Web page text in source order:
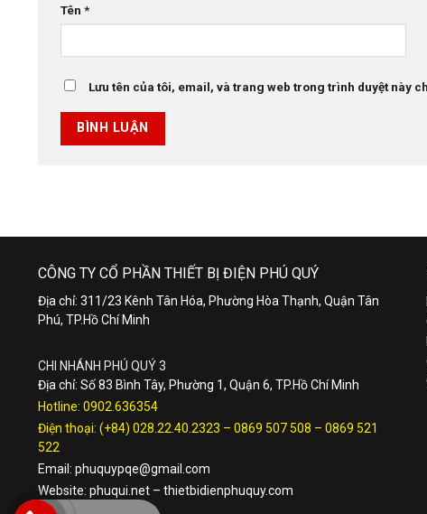
Tên *
Lưu tên của tôi, email, và trang web trong trình duyệt này
CÔNG TY CỔ PHẦN THIẾT BỊ ĐIỆN PHÚ QUÝ
Địa chỉ: 311/23 Kênh Tân Hóa, Phường Hòa Thạnh, Quận Tân
Phú, TP.Hồ Chí Minh
CHI NHÁNH PHÚ QUÝ 3
Địa chỉ: Số 83 Bình Tây, Phường 1, Quận 6, TP.Hồ Chí Minh
Hotline: 0902.636354
Điện thoại: (+84) 028.22.40.2323 – 0869 507 508 – 0869 521
522
Email: phuquypqe@gmail.com
Website: phuqui.net – thietbidienphuquy.com